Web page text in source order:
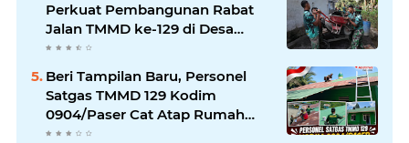
Perkuat Pembangunan Rabat
Jalan TMMD ke-129 di Desa
Ledoktempuro
Beri Tampilan Baru, Personel
Satgas TMMD 129 Kodim
0904/Paser Cat Atap Rumah
Marbot